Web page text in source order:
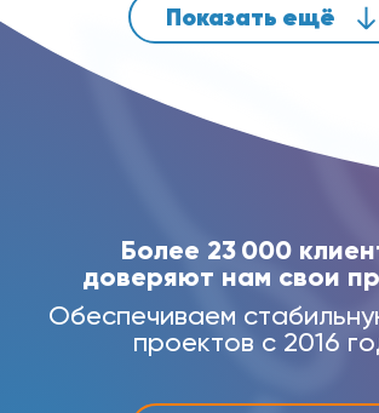
Показать ещё
Более 23 000
доверяют нам свои
Обеспечиваем
проектов с 2016